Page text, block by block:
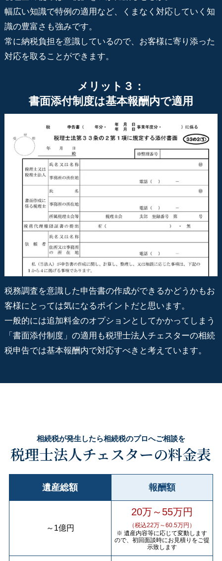
幅広い知識で特例の適用など、くまなく対応していく知
識の豊富さも強みです。
常に納税負担を意識しているので、お客様に寄り添った
対応を取ることができます。
メリット３：
書面添付制度は基本報酬内で適用
税務調査を意識した申告書の作成ができるかどうかもお
客様にとっては気になるポイントだと思います。
一般的には追加料金のオプションとしてかかってしまう
「書面添付制度」の適用も税理士法人チェスターの相続
税申告では基本報酬内で対応すべきと考えています。
相続税が発生したら相続税のプロへご相談を
税理士法人チェスターの料金表
遺産総額 報酬額
～ 1億円
20万～55万円
（税込22万～60.5万円）
※ 遺産内容等に応じて変動します
ので、初回面談時にお見積りをご提
示致します